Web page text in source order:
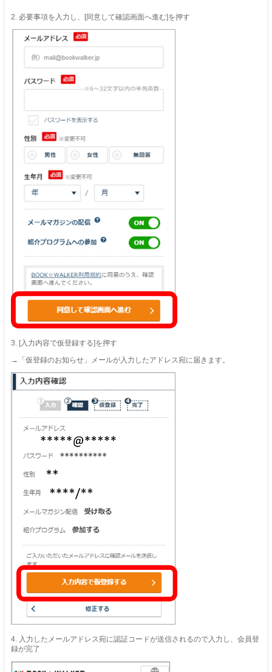
2. 必要事項を入力し、[同意して確認画面へ進む]を押す
3. [入力内容で仮登録する]を押す
→「仮登録のお知らせ」メールが入力したアドレス宛に届きます。
4. 入力したメールアドレス宛に認証コードが送信されるので入力し、会員登
録が完了